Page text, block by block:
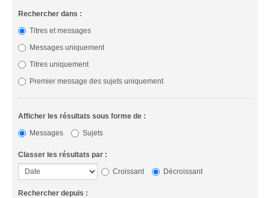
Rechercher dans :
Titres et messages
Messages uniquement
Titres uniquement
Premier message des sujets uniquement
Afficher les résultats sous forme de :
Messages
Sujets
Classer les résultats par :
Croissant
Décroissant
Rechercher depuis :